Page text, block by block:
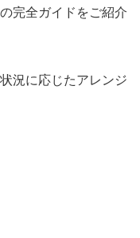
完全ガイドをご紹介
況に応じたアレンジ